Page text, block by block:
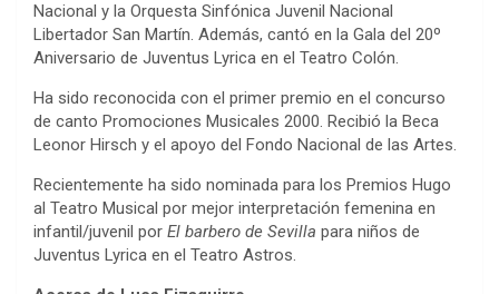
Nacional y la Orquesta Sinfónica Juvenil Nacional
Libertador San Martín. Además, cantó en la Gala del 20º
Aniversario de Juventus Lyrica en el Teatro Colón.
Ha sido reconocida con el primer premio en el concurso
de canto Promociones Musicales 2000. Recibió la Beca
Leonor Hirsch y el apoyo del Fondo Nacional de las Artes.
Recientemente ha sido nominada para los Premios Hugo
al Teatro Musical por mejor interpretación femenina en
infantil/juvenil por El barbero de Sevilla para niños de
Juventus Lyrica en el Teatro Astros.